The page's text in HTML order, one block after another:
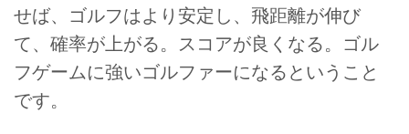
せば、ゴルフはより安定し、飛距離が伸び
て、確率が上がる。スコアが良くなる。ゴル
フゲームに強いゴルファーになるということ
です。